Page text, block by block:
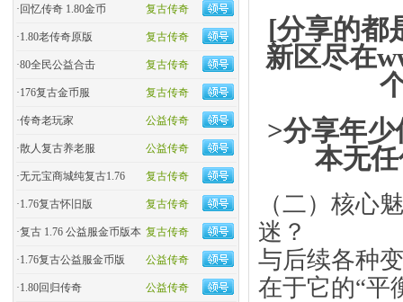
复古传奇
· 回忆传奇 1.80金币
复古传奇
·1.80老传奇原版
复古传奇
·80全民公益合击
复古传奇
·176复古金币服
公益传奇
·传奇老玩家
公益传奇
·散人复古养老服
复古传奇
·无元宝商城纯复古1.76
复古传奇
·1.76复古怀旧版
复古传奇
·复古 1.76 公益服金币版本
公益传奇
·1.76复古公益服金币版
公益传奇
·1.80回归传奇
[分享的都
新区尽在
>分享年
本无
（二）核心
迷？​​
与后续各种
在于它的“平